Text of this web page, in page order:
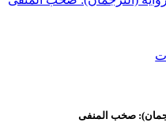
صخب المنفى